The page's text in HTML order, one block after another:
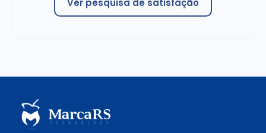
Ver pesquisa de satisfação